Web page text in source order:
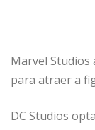
Marvel
para atraer a
DC Studios